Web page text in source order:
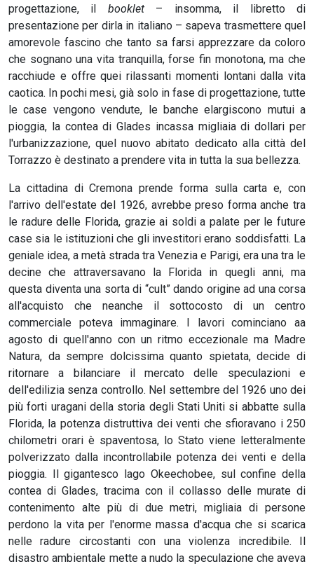
progettazione, il booklet – insomma, il libretto di
presentazione per dirla in italiano – sapeva trasmettere quel
amorevole fascino che tanto sa farsi apprezzare da coloro
che sognano una vita tranquilla, forse fin monotona, ma che
racchiude e offre quei rilassanti momenti lontani dalla vita
caotica. In pochi mesi, già solo in fase di progettazione, tutte
le case vengono vendute, le banche elargiscono mutui a
pioggia, la contea di Glades incassa migliaia di dollari per
l'urbanizzazione, quel nuovo abitato dedicato alla città del
Torrazzo è destinato a prendere vita in tutta la sua bellezza.
La cittadina di Cremona prende forma sulla carta e, con
l'arrivo dell'estate del 1926, avrebbe preso forma anche tra
le radure delle Florida, grazie ai soldi a palate per le future
case sia le istituzioni che gli investitori erano soddisfatti. La
geniale idea, a metà strada tra Venezia e Parigi, era una tra le
decine che attraversavano la Florida in quegli anni, ma
questa diventa una sorta di “cult” dando origine ad una corsa
all'acquisto che neanche il sottocosto di un centro
commerciale poteva immaginare. I lavori cominciano aa
agosto di quell'anno con un ritmo eccezionale ma Madre
Natura, da sempre dolcissima quanto spietata, decide di
ritornare a bilanciare il mercato delle speculazioni e
dell'edilizia senza controllo. Nel settembre del 1926 uno dei
più forti uragani della storia degli Stati Uniti si abbatte sulla
Florida, la potenza distruttiva dei venti che sfioravano i 250
chilometri orari è spaventosa, lo Stato viene letteralmente
polverizzato dalla incontrollabile potenza dei venti e della
pioggia. Il gigantesco lago Okeechobee, sul confine della
contea di Glades, tracima con il collasso delle murate di
contenimento alte più di due metri, migliaia di persone
perdono la vita per l'enorme massa d'acqua che si scarica
nelle radure circostanti con una violenza incredibile. Il
disastro ambientale mette a nudo la speculazione che aveva